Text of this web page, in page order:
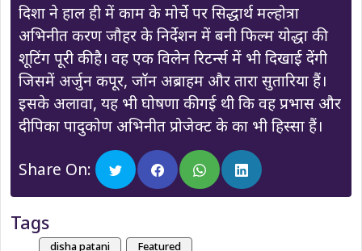
दिशा ने हाल ही में काम के मोर्चे पर सिद्धार्थ मल्होत्रा ​​
अभिनीत करण जौहर के निर्देशन में बनी फिल्म योद्धा की
शूटिंग पूरी की है। वह एक विलेन रिटर्न्स में भी दिखाई देंगी
जिसमें अर्जुन कपूर, जॉन अब्राहम और तारा सुतारिया हैं।
इसके अलावा, यह भी घोषणा की गई थी कि वह प्रभास और
दीपिका पादुकोण अभिनीत प्रोजेक्ट के का भी हिस्सा हैं।
Share On:
Tags
disha patani Featured